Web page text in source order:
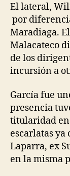
El lateral,
por
Maradiaga.
Malacateco
de los
incursión a
García fue
presencia
titularidad en
escarlatas ya
Laparra, ex
en la misma